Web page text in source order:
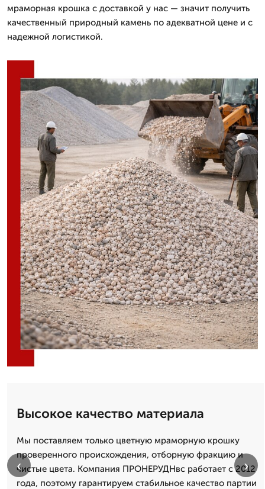
мраморная крошка с доставкой у нас — значит получить
качественный природный камень по адекватной цене и с
надежной логистикой.
Высокое качество материала
Мы поставляем только цветную мраморную крошку
проверенного происхождения, отборную фракцию и
чистые цвета. Компания ПРОНЕРУДНвс работает с 2012
года, поэтому гарантируем стабильное качество партии
‹ ›